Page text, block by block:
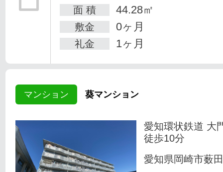
面 積 44.28㎡
敷金 0ヶ月
礼金 1ヶ月
マンション 葵マンション
愛知環状鉄道 大
徒歩10分
愛知県岡崎市薮田